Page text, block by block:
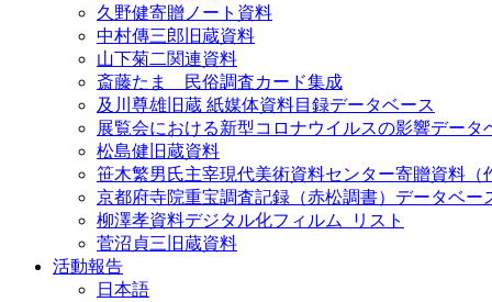
久野健寄贈ノート資料
中村傳三郎旧蔵資料
山下菊二関連資料
斎藤たま 民俗調査カード集成
及川尊雄旧蔵 紙媒体資料目録データベース
展覧会における新型コロナウイルスの影響データ
松島健旧蔵資料
笹木繁男氏主宰現代美術資料センター寄贈資料（
京都府寺院重宝調査記録（赤松調書）データベー
柳澤孝資料デジタル化フィルム_リスト
菅沼貞三旧蔵資料
活動報告
日本語